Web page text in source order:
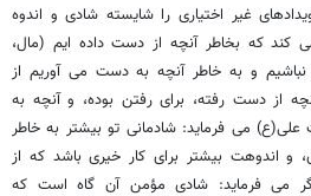
غیر اختیاری را شایسته شادی و اندوه
کند که بخاطر آنچه از دست داده ایم (مال،
و به خاطر آنچه به دست می آوریم از
از دست رفته، برای رفتن بوده، و آنچه به
می فرماید: شادمانی تو بیشتر به خاطر
و اندوهت بیشتر برای کار خیری باشد که از
می فرماید: شادی مؤمن آن گاه است که